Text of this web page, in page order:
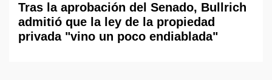
Tras la aprobación del Senado, Bullrich
admitió que la ley de la propiedad
privada "vino un poco endiablada"